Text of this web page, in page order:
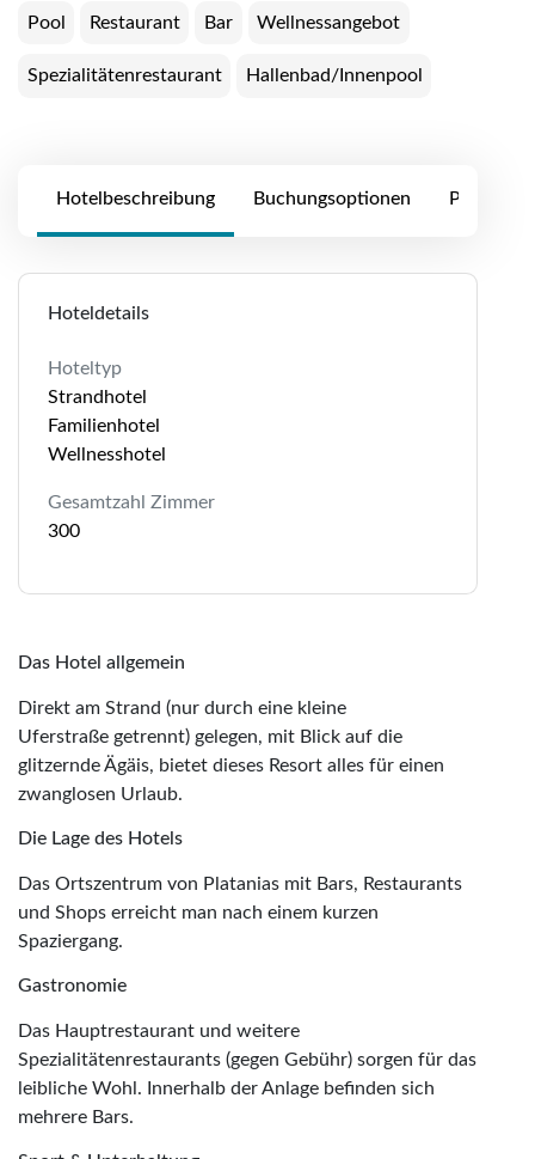
Pool Restaurant Bar Wellnessangebot
Spezialitätenrestaurant Hallenbad/Innenpool
Hotelbeschreibung Buchungsoptionen Preise
Hoteldetails
Hoteltyp
Strandhotel
Familienhotel
Wellnesshotel
Gesamtzahl Zimmer
300
Das Hotel allgemein
Direkt am Strand (nur durch eine kleine
Uferstraße getrennt) gelegen, mit Blick auf die
glitzernde Ägäis, bietet dieses Resort alles für einen
zwanglosen Urlaub.
Die Lage des Hotels
Das Ortszentrum von Platanias mit Bars, Restaurants
und Shops erreicht man nach einem kurzen
Spaziergang.
Gastronomie
Das Hauptrestaurant und weitere
Spezialitätenrestaurants (gegen Gebühr) sorgen für das
leibliche Wohl. Innerhalb der Anlage befinden sich
mehrere Bars.